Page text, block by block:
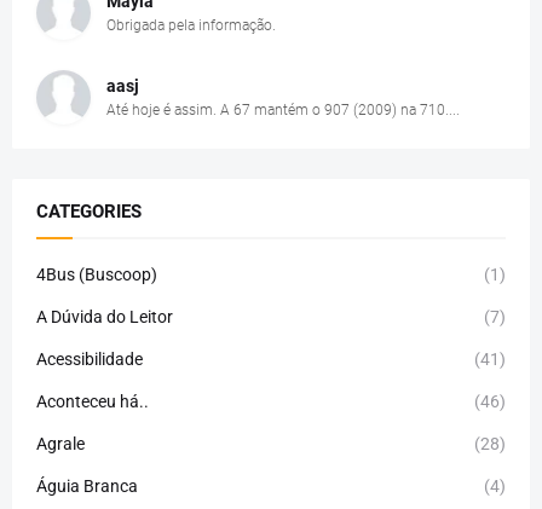
Obrigada pela informação.
aasj
Até hoje é assim. A 67 mantém o 907 (2009) na 710....
CATEGORIES
4Bus (Buscoop) (1)
A Dúvida do Leitor (7)
Acessibilidade (41)
Aconteceu há.. (46)
Agrale (28)
Águia Branca (4)